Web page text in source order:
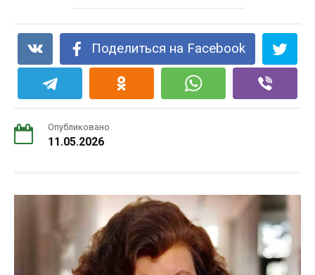
Поделиться на Facebook
Опубликовано
11.05.2026